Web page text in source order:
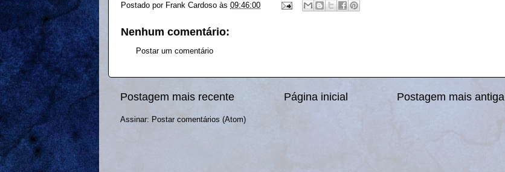
Postado por Frank Cardoso às 09:46:00
Nenhum comentário:
Postar um comentário
Postagem mais recente Postagem mais antiga
Página inicial
Assinar: Postar comentários (Atom)